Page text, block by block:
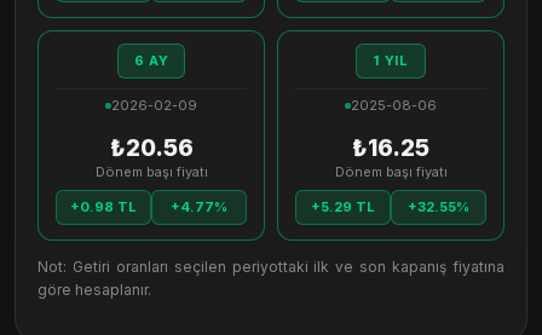
6 AY
2026-02-09
₺20.56
Dönem başı fiyatı
+0.98 TL +4.77%
1 YIL
2025-08-06
₺16.25
Dönem başı fiyatı
+5.29 TL +32.55%
Not: Getiri oranları seçilen periyottaki ilk ve son kapanış fiyatına
göre hesaplanır.